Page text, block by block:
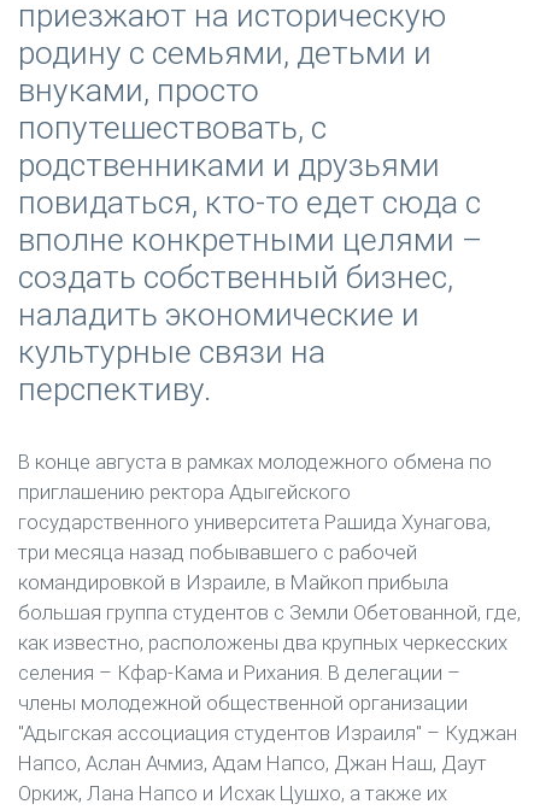
приезжают на историческую
родину с семьями, детьми и
внуками, просто
попутешествовать, с
родственниками и друзьями
повидаться, кто-то едет сюда с
вполне конкретными целями –
создать собственный бизнес,
наладить экономические и
культурные связи на
перспективу.
В конце августа в рамках молодежного обмена по
приглашению ректора Адыгейского
государственного университета Рашида Хунагова,
три месяца назад побывавшего с рабочей
командировкой в Израиле, в Майкоп прибыла
большая группа студентов с Земли Обетованной, где,
как известно, расположены два крупных черкесских
селения – Кфар-Кама и Рихания. В делегации –
члены молодежной общественной организации
"Адыгская ассоциация студентов Израиля" – Куджан
Напсо, Аслан Ачмиз, Адам Напсо, Джан Наш, Даут
Оркиж, Лана Напсо и Исхак Цушхо, а также их